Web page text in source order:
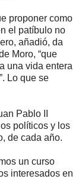
proponer como
el patíbulo no
añadió, da
Moro, “que
una vida entera
Lo que se
Pablo II
políticos y los
de cada año.
un curso
interesados en